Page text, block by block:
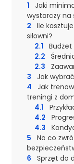
1
Jaki
wystarczy na
2
Ile
siłowni?
2.1
Budżet
2.2
2.3
3
Jak
4
Jak
treningi z
4.1
4.2
4.3
5
Na co
6
Sprzęt do